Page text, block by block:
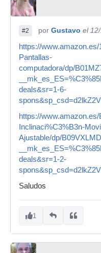
#2 por Gustavo el
https://
Pantallas-
computadora/dp/
deals&sr=1-6-
https://
Inclinaci%C3%B3n-
Ajustable/dp/
deals&sr=1-2-
Saludos
1